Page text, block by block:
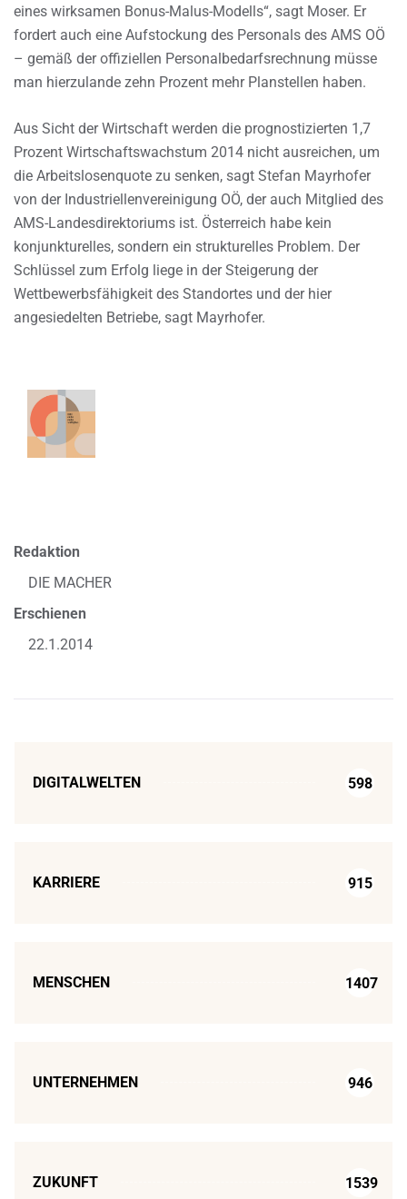
eines wirksamen Bonus-Malus-Modells“, sagt Moser. Er
fordert auch eine Aufstockung des Personals des AMS OÖ
– gemäß der offiziellen Personalbedarfsrechnung müsse
man hierzulande zehn Prozent mehr Planstellen haben.
Aus Sicht der Wirtschaft werden die prognostizierten 1,7
Prozent Wirtschaftswachstum 2014 nicht ausreichen, um
die Arbeitslosenquote zu senken, sagt Stefan Mayrhofer
von der Industriellenvereinigung OÖ, der auch Mitglied des
AMS-Landesdirektoriums ist. Österreich habe kein
konjunkturelles, sondern ein strukturelles Problem. Der
Schlüssel zum Erfolg liege in der Steigerung der
Wettbewerbsfähigkeit des Standortes und der hier
angesiedelten Betriebe, sagt Mayrhofer.
Redaktion
DIE MACHER
Erschienen
22.1.2014
DIGITALWELTEN 598
KARRIERE 915
MENSCHEN 1407
UNTERNEHMEN 946
ZUKUNFT 1539